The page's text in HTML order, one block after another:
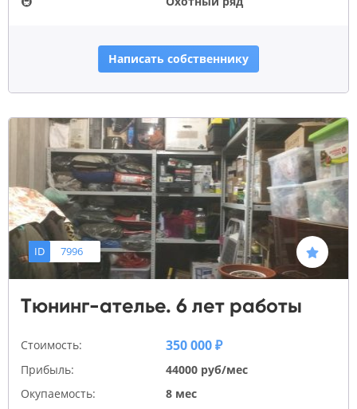
Написать собственнику
ID 7996
Тюнинг-ателье. 6 лет работы
Стоимость: 350 000 ₽
Прибыль:
44000 руб/мес
Окупаемость:
8 мес